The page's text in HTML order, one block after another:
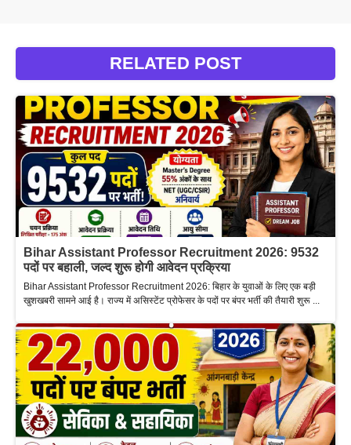
RELATED POST
Bihar Assistant Professor Recruitment 2026: 9532
पदों पर बहाली, जल्द शुरू होगी आवेदन प्रक्रिया
Bihar Assistant Professor Recruitment 2026: बिहार के युवाओं के लिए एक बड़ी
खुशखबरी सामने आई है। राज्य में असिस्टेंट प्रोफेसर के पदों पर बंपर भर्ती की तैयारी शुरू ...